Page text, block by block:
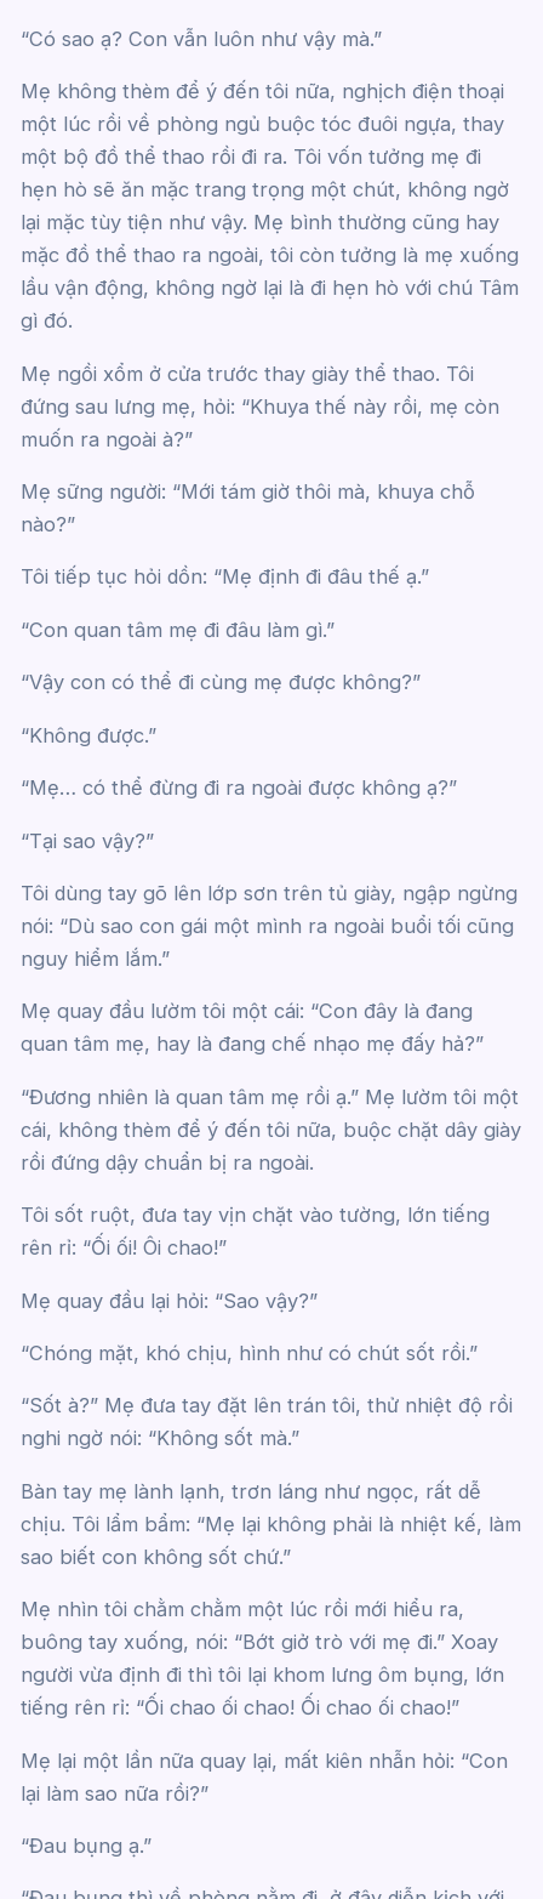
“Có sao ạ? Con vẫn luôn như vậy mà.”
Mẹ không thèm để ý đến tôi nữa, nghịch điện thoại
một lúc rồi về phòng ngủ buộc tóc đuôi ngựa, thay
một bộ đồ thể thao rồi đi ra. Tôi vốn tưởng mẹ đi
hẹn hò sẽ ăn mặc trang trọng một chút, không ngờ
lại mặc tùy tiện như vậy. Mẹ bình thường cũng hay
mặc đồ thể thao ra ngoài, tôi còn tưởng là mẹ xuống
lầu vận động, không ngờ lại là đi hẹn hò với chú Tâm
gì đó.
Mẹ ngồi xổm ở cửa trước thay giày thể thao. Tôi
đứng sau lưng mẹ, hỏi: “Khuya thế này rồi, mẹ còn
muốn ra ngoài à?”
Mẹ sững người: “Mới tám giờ thôi mà, khuya chỗ
nào?”
Tôi tiếp tục hỏi dồn: “Mẹ định đi đâu thế ạ.”
“Con quan tâm mẹ đi đâu làm gì.”
“Vậy con có thể đi cùng mẹ được không?”
“Không được.”
“Mẹ… có thể đừng đi ra ngoài được không ạ?”
“Tại sao vậy?”
Tôi dùng tay gõ lên lớp sơn trên tủ giày, ngập ngừng
nói: “Dù sao con gái một mình ra ngoài buổi tối cũng
nguy hiểm lắm.”
Mẹ quay đầu lườm tôi một cái: “Con đây là đang
quan tâm mẹ, hay là đang chế nhạo mẹ đấy hả?”
“Đương nhiên là quan tâm mẹ rồi ạ.” Mẹ lườm tôi một
cái, không thèm để ý đến tôi nữa, buộc chặt dây giày
rồi đứng dậy chuẩn bị ra ngoài.
Tôi sốt ruột, đưa tay vịn chặt vào tường, lớn tiếng
rên rỉ: “Ối ối! Ôi chao!”
Mẹ quay đầu lại hỏi: “Sao vậy?”
“Chóng mặt, khó chịu, hình như có chút sốt rồi.”
“Sốt à?” Mẹ đưa tay đặt lên trán tôi, thử nhiệt độ rồi
nghi ngờ nói: “Không sốt mà.”
Bàn tay mẹ lành lạnh, trơn láng như ngọc, rất dễ
chịu. Tôi lẩm bẩm: “Mẹ lại không phải là nhiệt kế, làm
sao biết con không sốt chứ.”
Mẹ nhìn tôi chằm chằm một lúc rồi mới hiểu ra,
buông tay xuống, nói: “Bớt giở trò với mẹ đi.” Xoay
người vừa định đi thì tôi lại khom lưng ôm bụng, lớn
tiếng rên rỉ: “Ối chao ối chao! Ối chao ối chao!”
Mẹ lại một lần nữa quay lại, mất kiên nhẫn hỏi: “Con
lại làm sao nữa rồi?”
“Đau bụng ạ.”